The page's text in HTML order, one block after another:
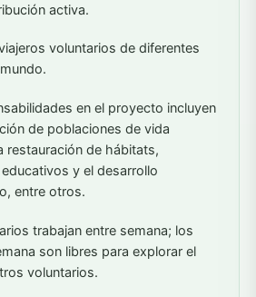
activa.
voluntarios de diferentes
en el proyecto incluyen
de poblaciones de vida
restauración de hábitats,
y el desarrollo
entre otros.
trabajan entre semana; los
son libres para explorar el
voluntarios.